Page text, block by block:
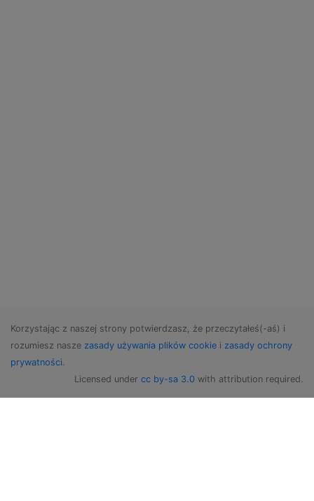
Korzystając z naszej strony potwierdzasz, że przeczytałeś(-aś) i
rozumiesz nasze zasady używania plików cookie i zasady ochrony
prywatności.
Licensed under cc by-sa 3.0 with attribution required.